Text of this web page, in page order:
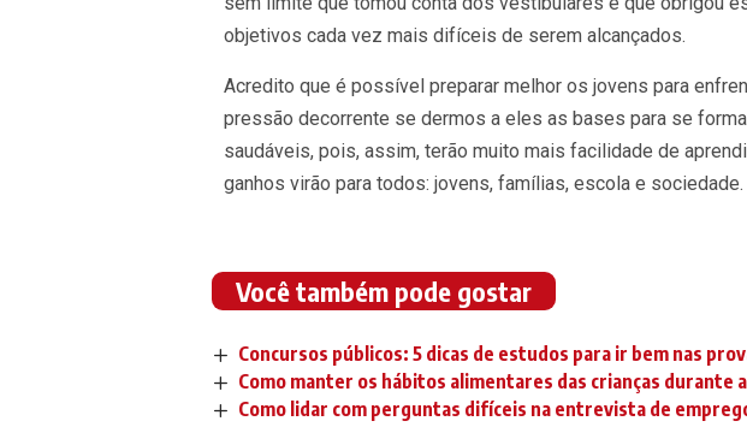
objetivos cada vez mais difíceis de serem alcançados.
Acredito que é possível preparar melhor os jovens para
pressão decorrente se dermos a eles as bases para se
saudáveis, pois, assim, terão muito mais facilidade de
ganhos virão para todos: jovens, famílias, escola e sociedade.
Você também pode gostar
Concursos públicos: 5 dicas de estudos para ir bem nas
Como manter os hábitos alimentares das crianças durante
Como lidar com perguntas difíceis na entrevista de